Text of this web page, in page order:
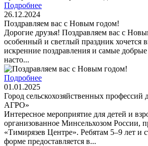
Подробнее
26.12.2024
Поздравляем вас с Новым годом!
Дорогие друзья! Поздравляем вас с
особенный и светлый праздник хочется
искренние поздравления и самые
насто...
Подробнее
01.01.2025
Город сельскохозяйственных профессий
АГРО»
Интересное мероприятие для детей и
организованное Минсельхозом России,
«Тимирязев Центре». Ребятам 5–9 лет и
форме предоставляется в...